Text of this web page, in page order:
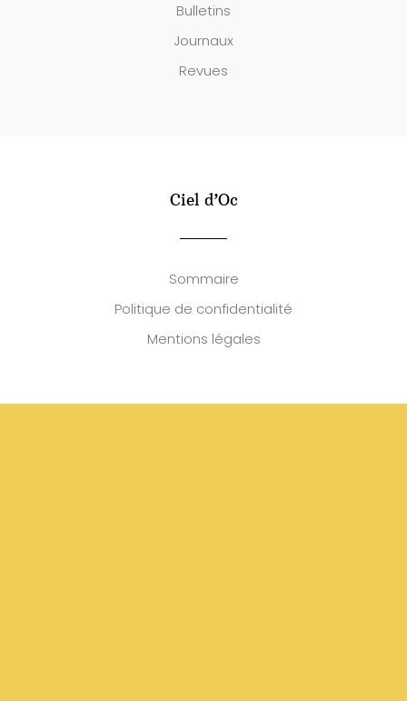
Bulletins
Journaux
Revues
Ciel d’Oc
Sommaire
Politique de confidentialité
Mentions légales